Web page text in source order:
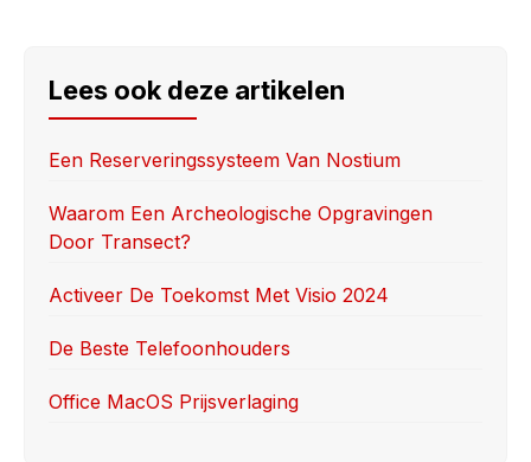
e
b
o
o
k
o
d
o
n
e
Lees ook deze artikelen
Een Reserveringssysteem Van Nostium
Waarom Een Archeologische Opgravingen
Door Transect?
Activeer De Toekomst Met Visio 2024
De Beste Telefoonhouders
Office MacOS Prijsverlaging